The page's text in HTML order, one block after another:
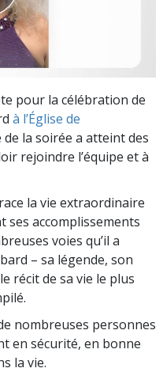
pour la célébration de
à l’Église de
de la soirée a atteint des
rejoindre l’équipe et à
la vie extraordinaire
ses accomplissements
voies qu’il a
– sa légende, son
récit de sa vie le plus
nombreuses personnes
en sécurité, en bonne
la vie.